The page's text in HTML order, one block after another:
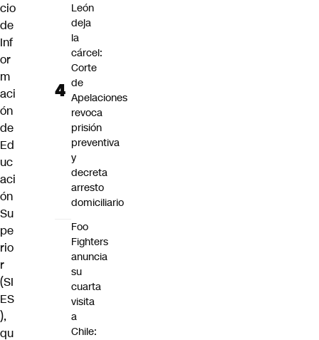
cio
de
Inf
or
m
aci
ón
de
Ed
uc
aci
ón
Su
pe
rio
r
(SI
ES
),
qu
León
deja
la
cárcel:
Corte
de
Apelaciones
revoca
prisión
preventiva
y
decreta
arresto
domiciliario
Foo
Fighters
anuncia
su
cuarta
visita
a
Chile: